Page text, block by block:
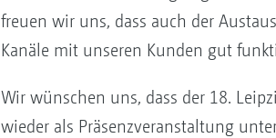
freuen wir uns, dass auch der
Kanäle mit unseren Kunden gut
Wir wünschen uns, dass der 18.
wieder als Präsenzveranstaltung